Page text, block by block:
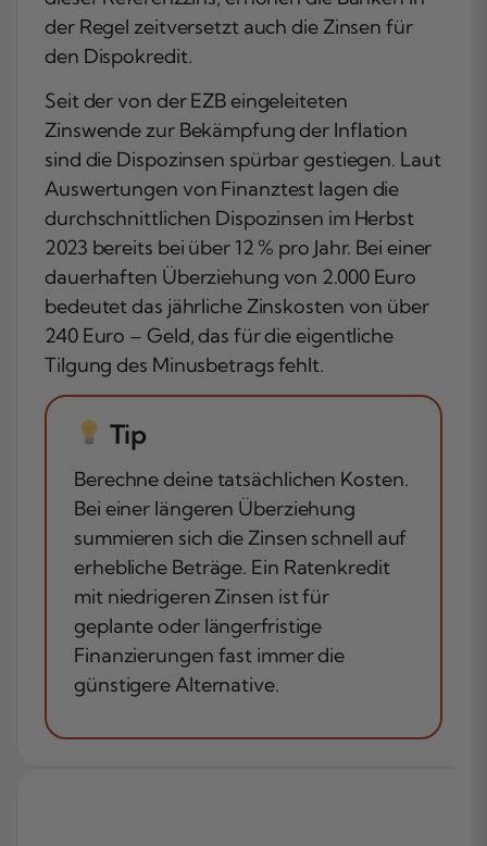
der Regel zeitversetzt auch die Zinsen für
den Dispokredit.
Seit der von der EZB eingeleiteten
Zinswende zur Bekämpfung der Inflation
sind die Dispozinsen spürbar gestiegen. Laut
Auswertungen von Finanztest lagen die
durchschnittlichen Dispozinsen im Herbst
2023 bereits bei über 12 % pro Jahr. Bei einer
dauerhaften Überziehung von 2.000 Euro
bedeutet das jährliche Zinskosten von über
240 Euro – Geld, das für die eigentliche
Tilgung des Minusbetrags fehlt.
Tip
Berechne deine tatsächlichen Kosten.
Bei einer längeren Überziehung
summieren sich die Zinsen schnell auf
erhebliche Beträge. Ein Ratenkredit
mit niedrigeren Zinsen ist für
geplante oder längerfristige
Finanzierungen fast immer die
günstigere Alternative.